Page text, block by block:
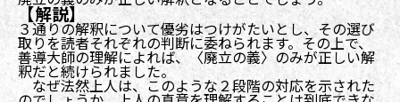
【解説】
３通りの解釈について優劣はつけがたいとし、その選び
取りを読者それぞれの判断に委ねられます。その上で、
善導大師の理解によれば、〈廃立の義〉のみが正しい解
釈だと続けられました。
なぜ法然上人は、このような２段階の対応を示された